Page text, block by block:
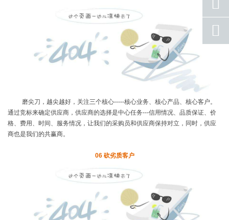
磨尖刀，越尖越好，关注三个核心-----核心业务、核心产品、核心客户。
通过竞标来确定供应商，供应商的选择是中心任务---信用情况、品质保证、价
格、费用、时间、服务情况，让我们的采购员和供应商保持对立，同时，供应
商也是我们的共赢商。
06 砍劣质客户
号码
qq
联系